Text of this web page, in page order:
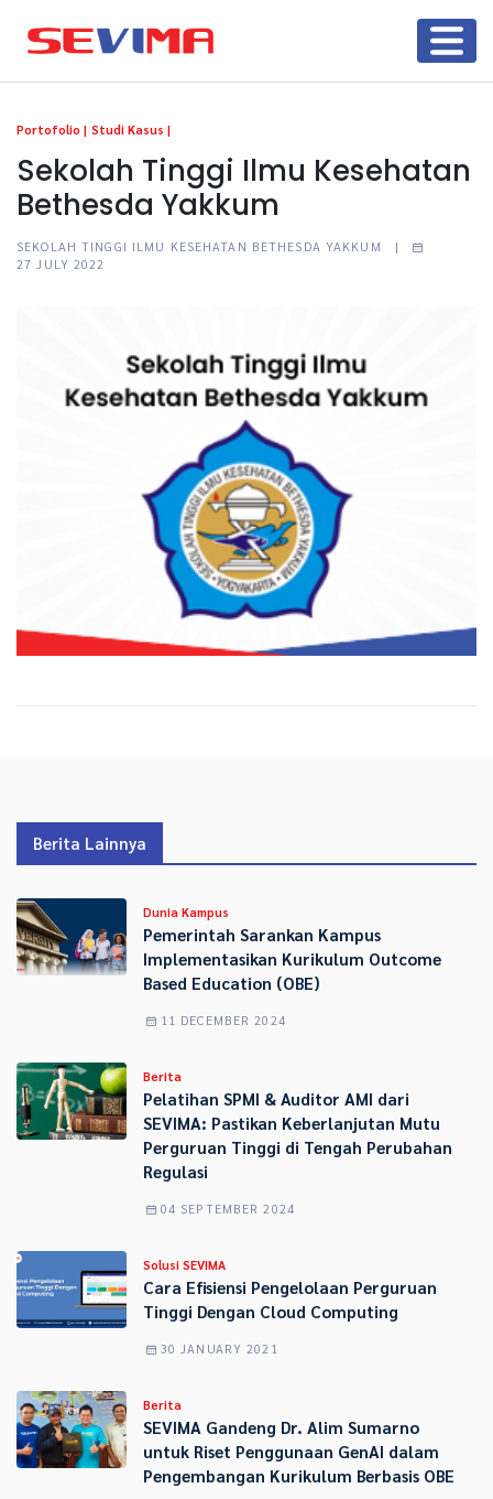
Portofolio | Studi Kasus |
Sekolah Tinggi Ilmu Kesehatan
Bethesda Yakkum
SEKOLAH TINGGI ILMU KESEHATAN BETHESDA YAKKUM |
27 JULY 2022
Berita Lainnya
Dunia Kampus
Pemerintah Sarankan Kampus
Implementasikan Kurikulum Outcome
Based Education (OBE)
11 DECEMBER 2024
Berita
Pelatihan SPMI & Auditor AMI dari
SEVIMA: Pastikan Keberlanjutan Mutu
Perguruan Tinggi di Tengah Perubahan
Regulasi
04 SEPTEMBER 2024
Solusi SEVIMA
Cara Efisiensi Pengelolaan Perguruan
Tinggi Dengan Cloud Computing
30 JANUARY 2021
Berita
SEVIMA Gandeng Dr. Alim Sumarno
untuk Riset Penggunaan GenAI dalam
Pengembangan Kurikulum Berbasis OBE